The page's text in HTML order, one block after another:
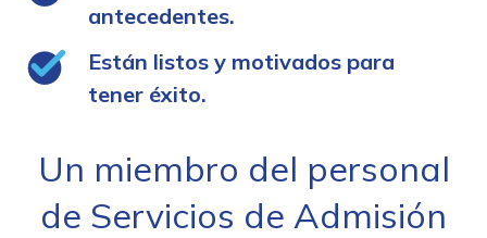
antecedentes.
Están listos y motivados para
tener éxito.
Un miembro del personal
de Servicios de Admisión